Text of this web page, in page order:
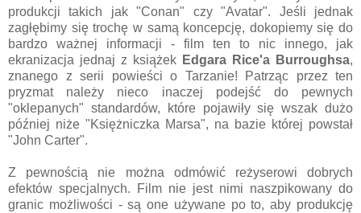
produkcji takich jak "Conan" czy "Avatar". Jeśli jednak
zagłębimy się trochę w samą koncepcję, dokopiemy się do
bardzo ważnej informacji - film ten to nic innego, jak
ekranizacja jednaj z książek Edgara Rice'a Burroughsa,
znanego z serii powieści o Tarzanie! Patrząc przez ten
pryzmat należy nieco inaczej podejść do pewnych
"oklepanych" standardów, które pojawiły się wszak dużo
później niże "Księżniczka Marsa", na bazie której powstał
"John Carter".
Z pewnością nie można odmówić reżyserowi dobrych
efektów specjalnych. Film nie jest nimi naszpikowany do
granic możliwości - są one używane po to, aby produkcję